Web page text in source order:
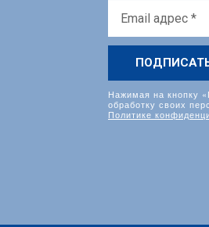
адрес
*
Нажимая на кнопку
обработку своих
Политике